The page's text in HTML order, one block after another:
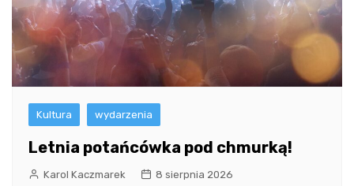
Kultura wydarzenia
Letnia potańcówka pod chmurką!
Karol Kaczmarek 8 sierpnia 2026